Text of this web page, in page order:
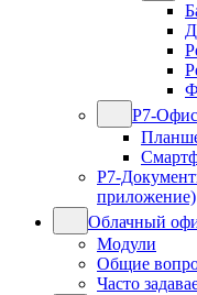
Р7-
Р7-
приложение)
Облачный
Модули
Общие
Часто